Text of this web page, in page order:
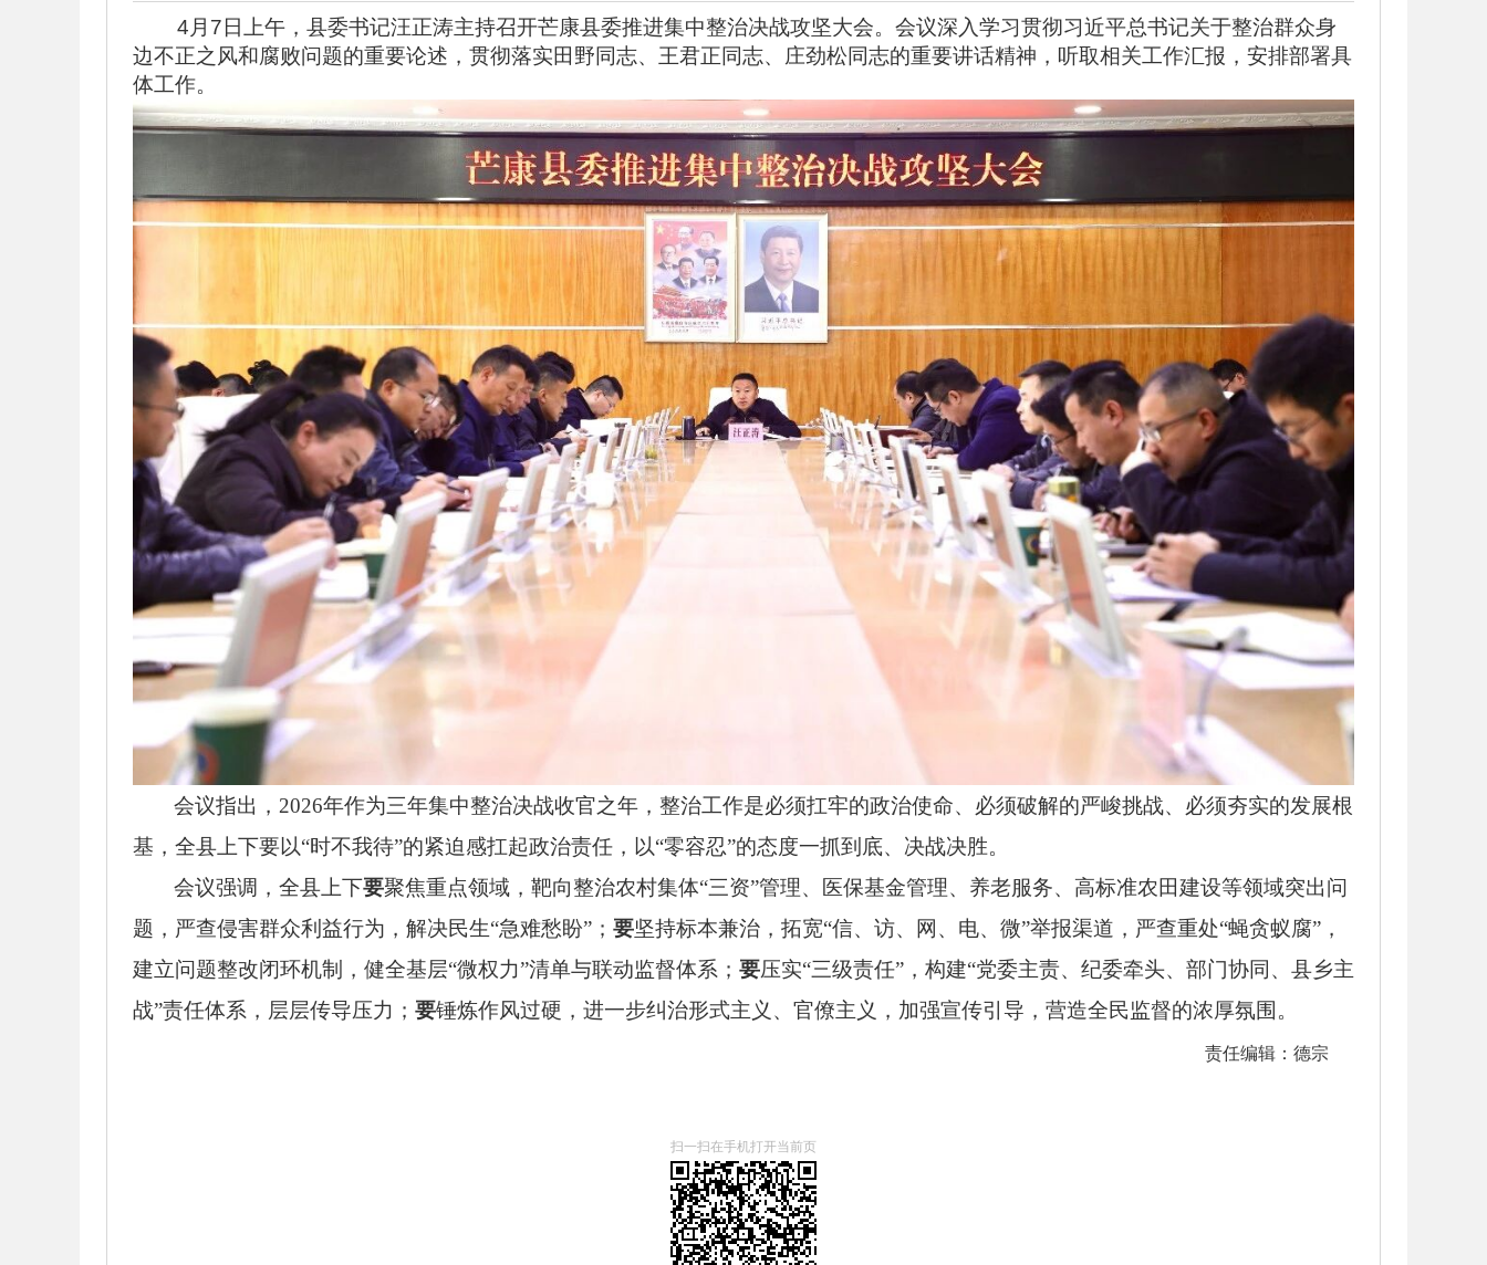
4月7日上午，县委书记汪正涛主持召开芒康县委推进集中整治决战攻坚大会。会议深入学习贯彻习近平总书记关于整治群众身
边不正之风和腐败问题的重要论述 ，贯彻落实田野同志、王君正同志、庄劲松同志的重要讲话精神 ，听取相关工作汇报，安排部署具
体工作。
会议指出 ， 2026年作为三年集中整治决战收官之年，整治工作是必须扛牢的政治使命、必须破解的严峻挑战、必须夯实的发展根
基，全县上下要以“时不我待”的紧迫感扛起政治责任， 以“零容忍”的态度一抓到底、决战决胜。
会议强调，全县上下要聚焦重点领域，靶向整治农村集体“三资”管理、医保基金管理、养老服务、高标准农田建设等领域突出问
题，严查侵害群众利益行为，解决民生“急难愁盼”； 要坚持标本兼治， 拓宽“信、访、网、电、微”举报渠道，严查重处“蝇贪蚁腐”，
建立问题整改闭环机制，健全基层“微权力”清单与联动监督体系； 要压实“三级责任”， 构建“党委主责、纪委牵头、部门协同、县乡主
战”责任体系，层层传导压力； 要锤炼作风过硬 ， 进一步纠治形式主义、官僚主义，加强宣传引导，营造全民监督的浓厚氛围。
责任编辑：德宗
扫一扫在手机打开当前页